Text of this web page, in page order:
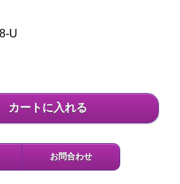
U
カートに入れる
お問合わせ